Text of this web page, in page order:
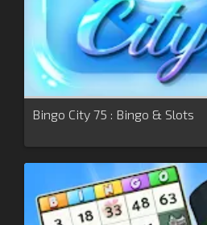
Bingo City 75 : Bingo & Slots